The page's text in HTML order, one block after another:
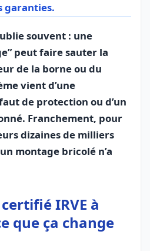
garanties.
souvent : une
peut faire sauter la
de la borne ou du
vient d’une
de protection ou d’un
Franchement, pour
dizaines de milliers
montage bricolé n’a
IRVE à
que ça change